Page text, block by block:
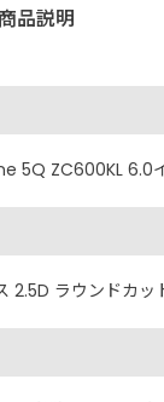
商品説明
5Q ZC600KL 6.0
2.5D ラウンドカッ